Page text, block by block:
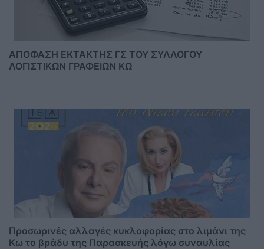
ΑΠΟΦΑΣΗ ΕΚΤΑΚΤΗΣ ΓΣ ΤΟΥ ΣΥΛΛΟΓΟΥ
ΛΟΓΙΣΤΙΚΩΝ ΓΡΑΦΕΙΩΝ ΚΩ
Προσωρινές αλλαγές κυκλοφορίας στο λιμάνι της
Κω το βράδυ της Παρασκευής λόγω συναυλίας